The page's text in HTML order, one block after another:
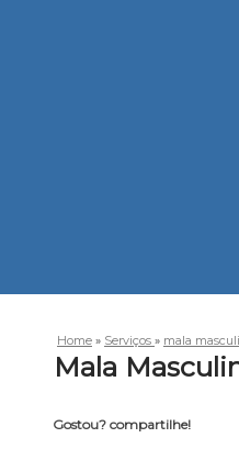
Home » Serviços » mala
Mala
Gostou? compartilhe!